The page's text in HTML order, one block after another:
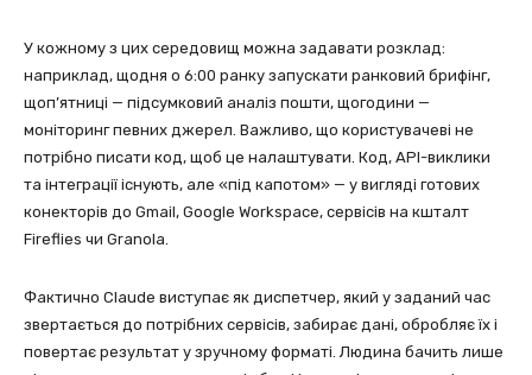
У кожному з цих середовищ можна задавати розклад:
наприклад, щодня о 6:00 ранку запускати ранковий брифінг,
щоп’ятниці — підсумковий аналіз пошти, щогодини —
моніторинг певних джерел. Важливо, що користувачеві не
потрібно писати код, щоб це налаштувати. Код, API-виклики
та інтеграції існують, але «під капотом» — у вигляді готових
конекторів до Gmail, Google Workspace, сервісів на кшталт
Fireflies чи Granola.
Фактично Claude виступає як диспетчер, який у заданий час
звертається до потрібних сервісів, забирає дані, обробляє їх і
повертає результат у зручному форматі. Людина бачить лише